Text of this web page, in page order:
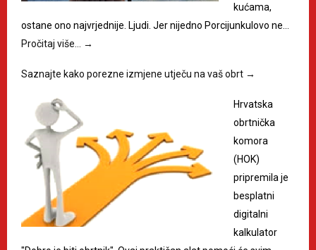
kućama,
ostane ono najvrjednije. Ljudi. Jer nijedno Porcijunkulovo ne…
Pročitaj više…
→
Saznajte kako porezne izmjene utječu na vaš obrt →
Hrvatska
obrtnička
komora
(HOK)
pripremila je
besplatni
digitalni
kalkulator